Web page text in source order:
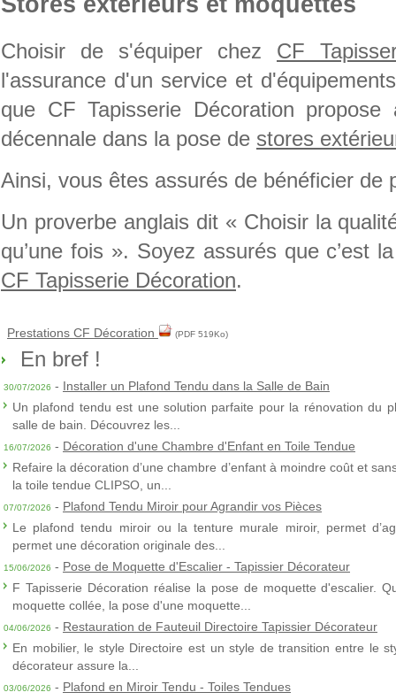
Choisir de s'équiper chez CF
l'assurance d'un service et
que CF Tapisserie Décoration
décennale dans la pose de stores
Ainsi, vous êtes assurés de bénéficier de
Un proverbe anglais dit « Choisir la
qu’une fois ». Soyez assurés que c’est
CF Tapisserie Décoration.
Prestations CF Décoration (PDF 519Ko)
En bref !
30/07/2026 - Installer un Plafond Tendu dans la Salle de Bain
Un plafond tendu est une solution parfaite pour la rénovation du
salle de bain. Découvrez les...
16/07/2026 - Décoration d'une Chambre d'Enfant en Toile Tendue
Refaire la décoration d’une chambre d’enfant à moindre coût et
la toile tendue CLIPSO, un...
07/07/2026 - Plafond Tendu Miroir pour Agrandir vos Pièces
Le plafond tendu miroir ou la tenture murale miroir, permet
permet une décoration originale des...
15/06/2026 - Pose de Moquette d'Escalier - Tapissier Décorateur
F Tapisserie Décoration réalise la pose de moquette d'escalier.
moquette collée, la pose d'une moquette...
04/06/2026 - Restauration de Fauteuil Directoire Tapissier Décorateur
En mobilier, le style Directoire est un style de transition entre le
décorateur assure la...
03/06/2026 - Plafond en Miroir Tendu - Toiles Tendues